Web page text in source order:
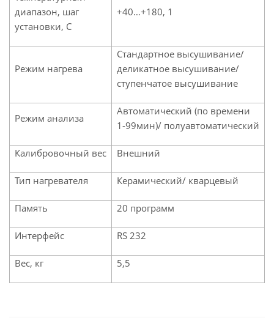
диапазон, шаг
установки, С
+40…+180, 1
Режим нагрева
Стандартное высушивание/
деликатное высушивание/
ступенчатое высушивание
Режим анализа
Автоматический (по времени
1-99мин)/ полуавтоматический
Калибровочный вес Внешний
Тип нагревателя Керамический/ кварцевый
Память 20 программ
Интерфейс RS 232
Вес, кг 5,5